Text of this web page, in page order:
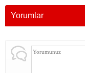
Yorumlar